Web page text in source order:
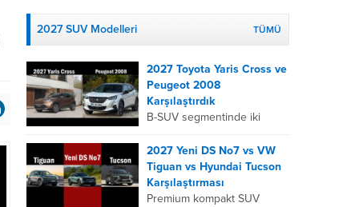
2027 SUV Modelleri TÜMÜ
2027 Toyota Yaris Cross ve
Peugeot 2008
Karşılaştırdık
B-SUV segmentinde iki
önemli oyuncu olan 2027
Toyota Yaris
Cross ve Peugeot 2008,
farklı mühendislik
felsefeleriyle kullanıcıların
2027 Yeni DS No7 vs VW
Tiguan vs Hyundai Tucson
Karşılaştırması
Premium kompakt SUV